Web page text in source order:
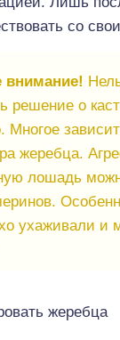
со
внимание!
решение о
Многое
жеребца.
лошадь
ухаживали и
жеребца